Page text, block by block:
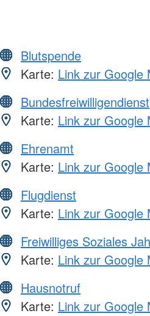
Blutspende
Karte: Link zur Google
Bundesfreiwilligendienst
Karte: Link zur Google
Ehrenamt
Karte: Link zur Google
Flugdienst
Karte: Link zur Google
Freiwilliges Soziales
Karte: Link zur Google
Hausnotruf
Karte: Link zur Google